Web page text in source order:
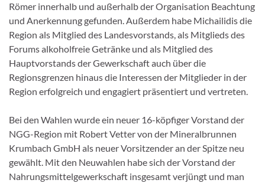
Römer innerhalb und außerhalb der Organisation Beachtung
und Anerkennung gefunden. Außerdem habe Michailidis die
Region als Mitglied des Landesvorstands, als Mitglieds des
Forums alkoholfreie Getränke und als Mitglied des
Hauptvorstands der Gewerkschaft auch über die
Regionsgrenzen hinaus die Interessen der Mitglieder in der
Region erfolgreich und engagiert präsentiert und vertreten.
Bei den Wahlen wurde ein neuer 16-köpfiger Vorstand der
NGG-Region mit Robert Vetter von der Mineralbrunnen
Krumbach GmbH als neuer Vorsitzender an der Spitze neu
gewählt. Mit den Neuwahlen habe sich der Vorstand der
Nahrungsmittelgewerkschaft insgesamt verjüngt und man